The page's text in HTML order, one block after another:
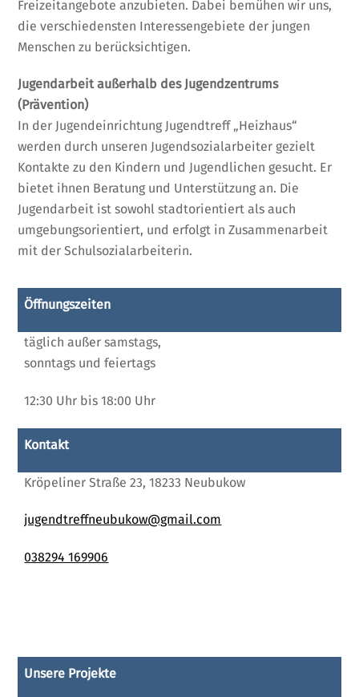
Freizeitangebote anzubieten. Dabei bemühen wir uns,
die verschiedensten Interessengebiete der jungen
Menschen zu berücksichtigen.
Jugendarbeit außerhalb des Jugendzentrums
(Prävention)
In der Jugendeinrichtung Jugendtreff „Heizhaus“
werden durch unseren Jugendsozialarbeiter gezielt
Kontakte zu den Kindern und Jugendlichen gesucht. Er
bietet ihnen Beratung und Unterstützung an. Die
Jugendarbeit ist sowohl stadtorientiert als auch
umgebungsorientiert, und erfolgt in Zusammenarbeit
mit der Schulsozialarbeiterin.
Öffnungszeiten
täglich außer samstags,
sonntags und feiertags
12:30 Uhr bis 18:00 Uhr
Kontakt
Kröpeliner Straße 23, 18233 Neubukow
jugendtreffneubukow@gmail.com
038294 169906
Unsere Projekte